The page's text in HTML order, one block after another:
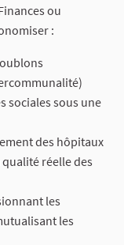
ou
:
sociales sous une
des hôpitaux
réelle des
les
les